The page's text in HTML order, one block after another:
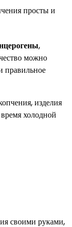
просты и
,
можно
правильное
изделия
холодной